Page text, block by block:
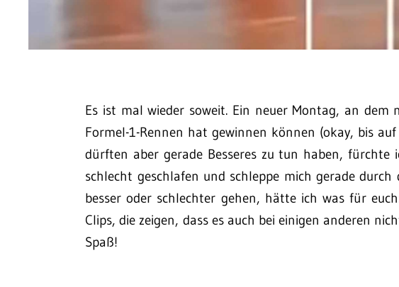
Es ist mal wieder soweit. Ein neuer Montag, an dem
Formel-1-Rennen hat gewinnen können (okay, bis
dürften aber gerade Besseres zu tun haben, fürchte
schlecht geschlafen und schleppe mich gerade
besser oder schlechter gehen, hätte ich was für
Clips, die zeigen, dass es auch bei einigen anderen
Spaß!